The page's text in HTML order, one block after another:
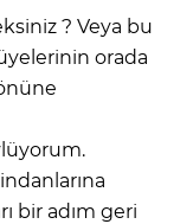
? Veya bu
orada
bir adım geri